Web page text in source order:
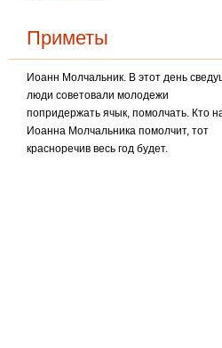
Приметы
Иоанн Молчальник. В этот день
люди советовали молодежи
попридержать ячык, помолчать. Кто
Иоанна Молчальника помолчит, тот
красноречив весь год будет.